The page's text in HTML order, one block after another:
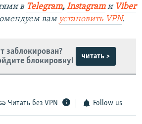
в Telegram, Instagramи Viber
вам установить VPN.
заблокирован?
блокировку!
читать >
Читать без VPN Follow us